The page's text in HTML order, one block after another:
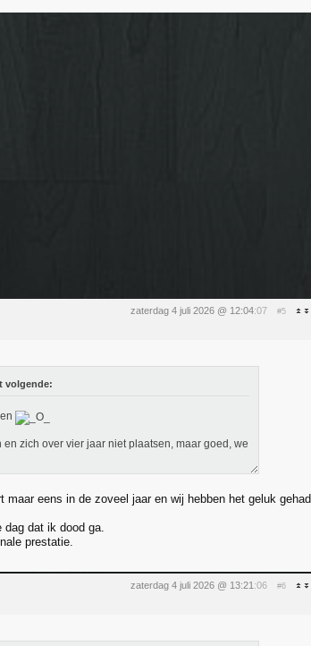
zaterdag 4 juli 2026 @ 12:04:07 #5
volgende:
zich over vier jaar niet plaatsen, maar goed, we
eens in de zoveel jaar en wij hebben het geluk gehad
dag dat ik dood ga.
prestatie.
zaterdag 4 juli 2026 @ 13:21 :06 #6